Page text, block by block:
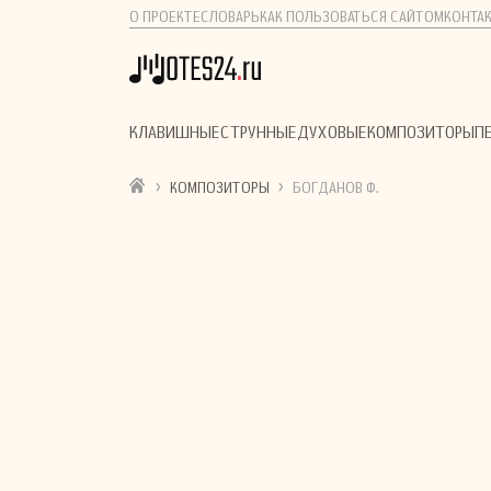
О ПРОЕКТЕСЛОВАРЬ КАК ПОЛЬЗОВАТЬСЯ САЙТОМ
КЛАВИШНЫЕСТРУННЫЕДУХОВЫЕКОМПОЗИТОРЫ
› КОМПОЗИТОРЫ › БОГДАНОВ Ф.